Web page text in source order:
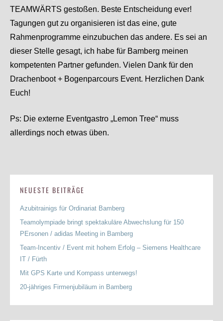
TEAMWÄRTS gestoßen. Beste Entscheidung ever!
Tagungen gut zu organisieren ist das eine, gute
Rahmenprogramme einzubuchen das andere. Es sei an
dieser Stelle gesagt, ich habe für Bamberg meinen
kompetenten Partner gefunden. Vielen Dank für den
Drachenboot + Bogenparcours Event. Herzlichen Dank
Euch!
Ps: Die externe Eventgastro „Lemon Tree“ muss
allerdings noch etwas üben.
NEUESTE BEITRÄGE
Azubitrainigs für Ordinariat Bamberg
Teamolympiade bringt spektakuläre Abwechslung für 150
PErsonen / adidas Meeting in Bamberg
Team-Incentiv / Event mit hohem Erfolg – Siemens Healthcare
IT / Fürth
Mit GPS Karte und Kompass unterwegs!
20-jähriges Firmenjubiläum in Bamberg